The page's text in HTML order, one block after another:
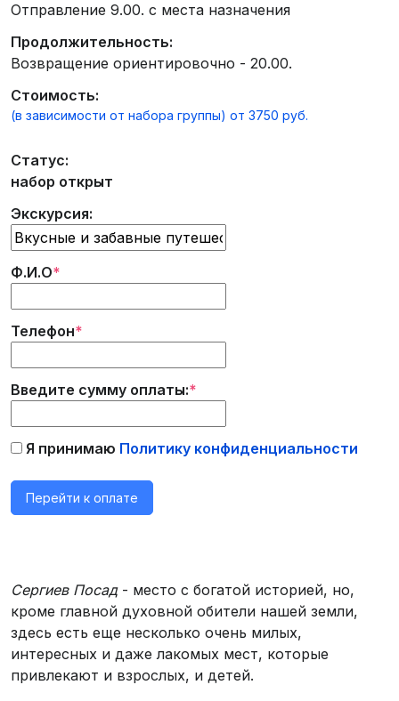
Отправление 9.00. с места назначения
Продолжительность:
Возвращение ориентировочно - 20.00.
Стоимость:
(в зависимости от набора группы) от 3750 руб.
Статус:
набор открыт
Экскурсия:
Ф.И.О*
Телефон*
Введите сумму оплаты:*
Я принимаю Политику конфиденциальности
Сергиев Посад- место с богатой историей, но,
кроме главной духовной обители нашей земли,
здесь есть еще несколько очень милых,
интересных и даже лакомых мест, которые
привлекают и взрослых, и детей.